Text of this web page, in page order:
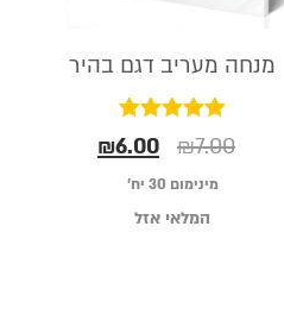
מנחה מעריב דגם בהיר
דורג
5.00
מתוך 5
₪7.00
₪6.00
מינימום 30 יח׳
המלאי אזל